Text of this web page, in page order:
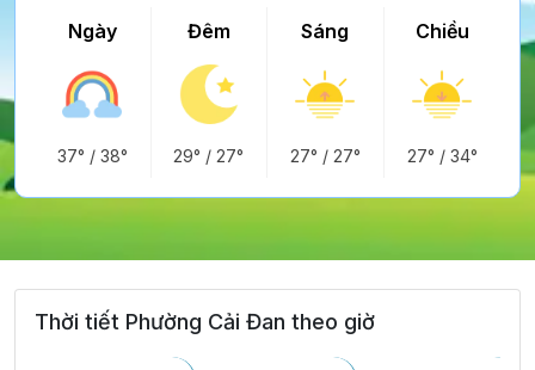
Ngày
37° / 38°
Đêm
29° /27°
Sáng
27° / 27°
Chiều
27° / 34°
Thời tiết Phường Cải Đan theo giờ